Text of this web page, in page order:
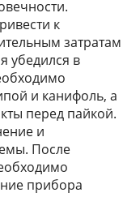
к
затратам
убедился в
и канифоль, а
перед пайкой.
и
После
прибора